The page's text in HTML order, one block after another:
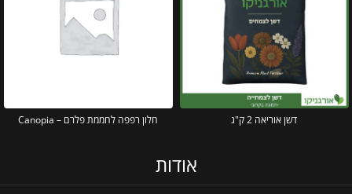
דשן אוריאה 2 ק"ג חלון רפפה לחממת פלרם – Canopia
אודות